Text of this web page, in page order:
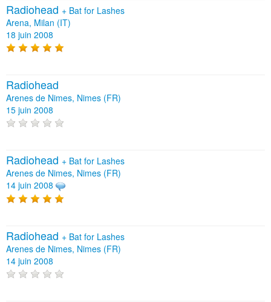
Radiohead + Bat for Lashes
Arena, Milan (IT)
18 juin 2008
Radiohead
Arenes de Nimes, Nimes (FR)
15 juin 2008
Radiohead + Bat for Lashes
Arenes de Nimes, Nimes (FR)
14 juin 2008
Radiohead + Bat for Lashes
Arenes de Nimes, Nimes (FR)
14 juin 2008